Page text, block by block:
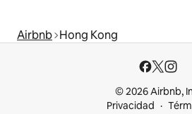
Airbnb Hong Kong
© 2026 Airbnb,
Privacidad